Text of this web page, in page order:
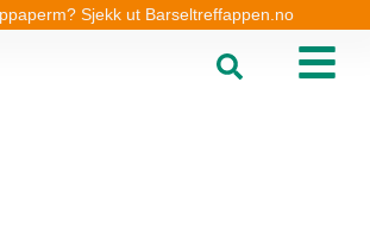
Sjekk ut Barseltreffappen.no